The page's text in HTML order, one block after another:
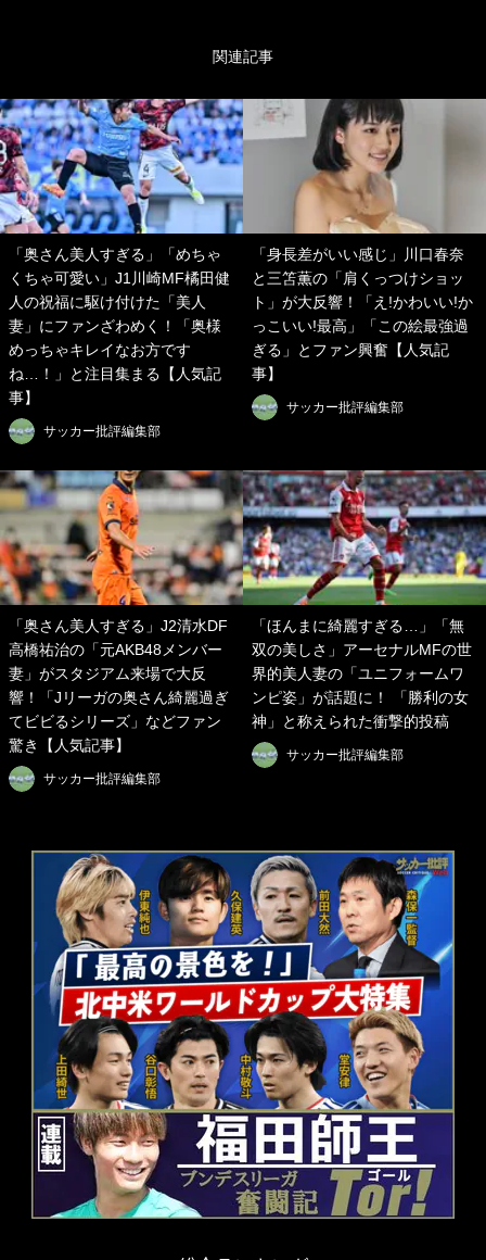
関連記事
「奥さん美人すぎる」「めちゃ
くちゃ可愛い」J1川崎MF橘田健
人の祝福に駆け付けた「美人
妻」にファンざわめく！「奥様
めっちゃキレイなお方です
ね…！」と注目集まる【人気記
事】
サッカー批評編集部
「身長差がいい感じ」川口春奈
と三笘薫の「肩くっつけショッ
ト」が大反響！「え!かわいい!か
っこいい!最高」「この絵最強過
ぎる」とファン興奮【人気記
事】
サッカー批評編集部
「奥さん美人すぎる」J2清水DF
高橋祐治の「元AKB48メンバー
妻」がスタジアム来場で大反
響！「Jリーガの奥さん綺麗過ぎ
てビビるシリーズ」などファン
驚き【人気記事】
サッカー批評編集部
「ほんまに綺麗すぎる…」「無
双の美しさ」アーセナルMFの世
界的美人妻の「ユニフォームワ
ンピ姿」が話題に！ 「勝利の女
神」と称えられた衝撃的投稿
サッカー批評編集部